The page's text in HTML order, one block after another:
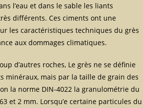
l’eau et dans le sable les liants
différents. Ces ciments ont une
les caractéristiques techniques du grès
aux dommages climatiques.
d’autres roches, Le grès ne se définie
minéraux, mais par la taille de grain des
la norme DIN-4022 la granulométrie du
et 2 mm. Lorsqu’e certaine particules du